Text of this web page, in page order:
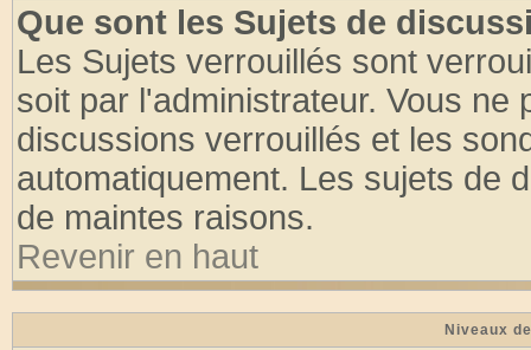
Que sont les Sujets de
Les Sujets verrouillés sont
soit par l'administrateur. Vous
discussions verrouillés et les
automatiquement. Les sujets de
de maintes raisons.
Revenir en haut
Niveaux